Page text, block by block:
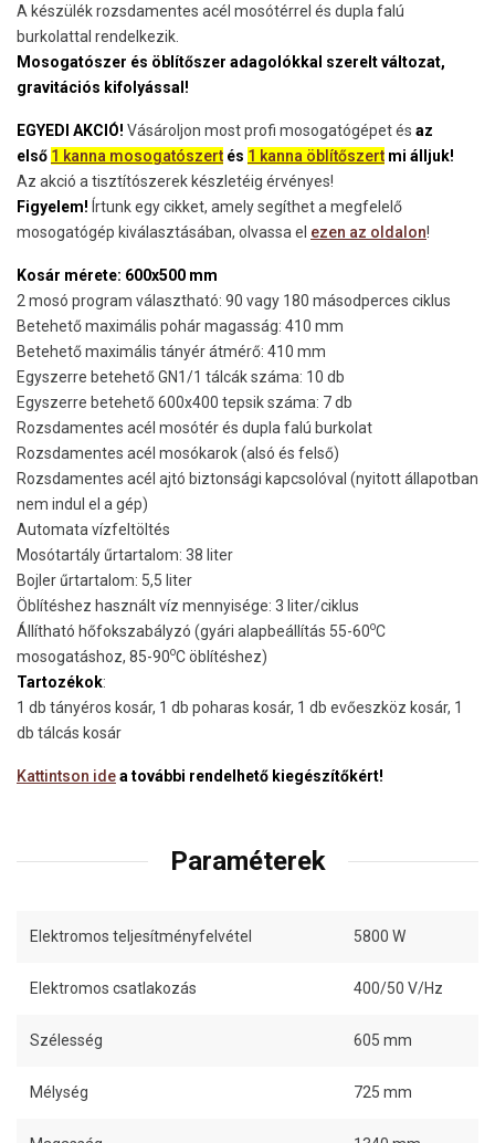
A készülék rozsdamentes acél mosótérrel és dupla falú
burkolattal rendelkezik.
Mosogatószer és öblítőszer adagolókkal szerelt változat,
gravitációs kifolyással!
EGYEDI AKCIÓ! Vásároljon most profi mosogatógépet és az
első 1 kanna mosogatószert és 1 kanna öblítőszert mi álljuk!
Az akció a tisztítószerek készletéig érvényes!
Figyelem! Írtunk egy cikket, amely segíthet a megfelelő
mosogatógép kiválasztásában, olvassa el ezen az oldalon!
Kosár mérete: 600x500 mm
2 mosó program választható: 90 vagy 180 másodperces ciklus
Betehető maximális pohár magasság: 410 mm
Betehető maximális tányér átmérő: 410 mm
Egyszerre betehető GN1/1 tálcák száma: 10 db
Egyszerre betehető 600x400 tepsik száma: 7 db
Rozsdamentes acél mosótér és dupla falú burkolat
Rozsdamentes acél mosókarok (alsó és felső)
Rozsdamentes acél ajtó biztonsági kapcsolóval (nyitott állapotban
nem indul el a gép)
Automata vízfeltöltés
Mosótartály űrtartalom: 38 liter
Bojler űrtartalom: 5,5 liter
Öblítéshez használt víz mennyisége: 3 liter/ciklus
Állítható hőfokszabályzó (gyári alapbeállítás 55-60oC
mosogatáshoz, 85-90oC öblítéshez)
Tartozékok:
1 db tányéros kosár, 1 db poharas kosár, 1 db evőeszköz kosár, 1
db tálcás kosár
Kattintson idea további rendelhető kiegészítőkért!
Paraméterek
Elektromos teljesítményfelvétel 5800 W
Elektromos csatlakozás 400/50 V/Hz
Szélesség 605 mm
Mélység 725 mm